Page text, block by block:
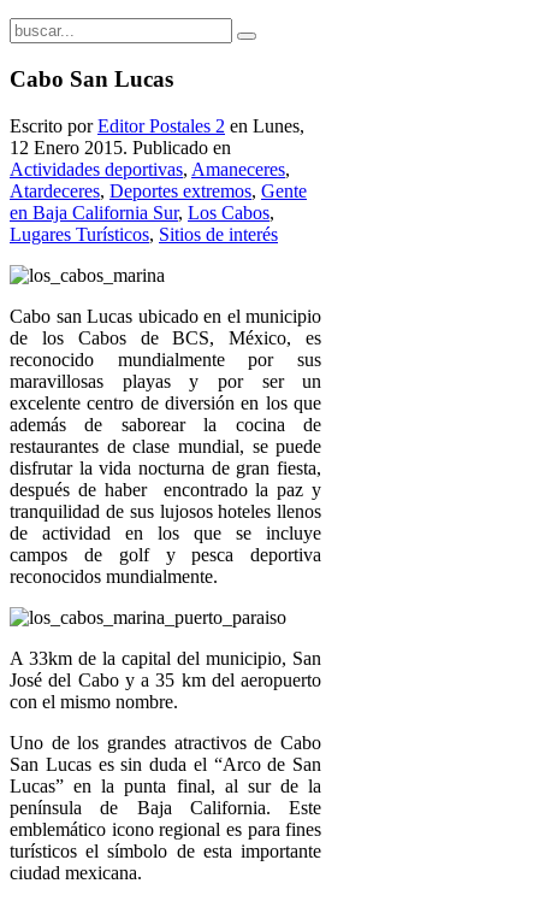
Cabo San Lucas
Escrito porEditor Postales 2 en Lunes,
12 Enero 2015. Publicado en
Actividades deportivas, Amaneceres,
Atardeceres, Deportes extremos, Gente
en Baja California Sur, Los Cabos,
Lugares Turísticos, Sitios de interés
Cabo san Lucas ubicado en el municipio
de los Cabos de BCS, México, es
reconocido mundialmente por sus
maravillosas playas y por ser un
excelente centro de diversión en los que
además de saborear la cocina de
restaurantes de clase mundial, se puede
disfrutar la vida nocturna de gran fiesta,
después de haber encontrado la paz y
tranquilidad de sus lujosos hoteles llenos
de actividad en los que se incluye
campos de golf y pesca deportiva
reconocidos mundialmente.
A 33km de la capital del municipio, San
José del Cabo y a 35 km del aeropuerto
con el mismo nombre.
Uno de los grandes atractivos de Cabo
San Lucas es sin duda el “Arco de San
Lucas” en la punta final, al sur de la
península de Baja California. Este
emblemático icono regional es para fines
turísticos el símbolo de esta importante
ciudad mexicana.